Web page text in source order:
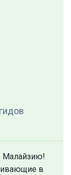
Малайзию!
в